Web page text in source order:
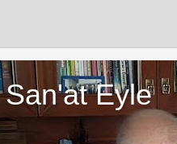
Eyle